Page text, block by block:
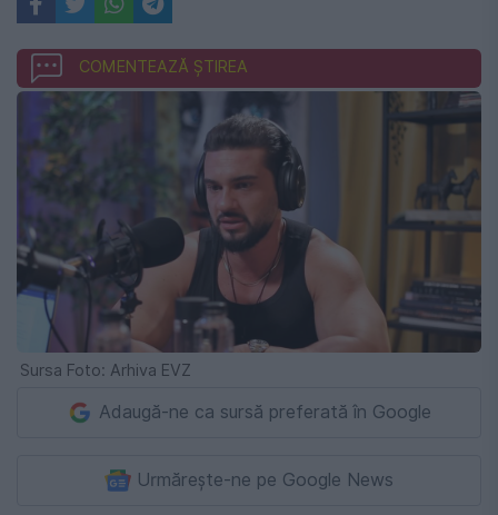
COMENTEAZĂ ȘTIREA
Sursa Foto: Arhiva EVZ
Adaugă-ne ca sursă preferată în Google
Urmărește-ne pe Google News